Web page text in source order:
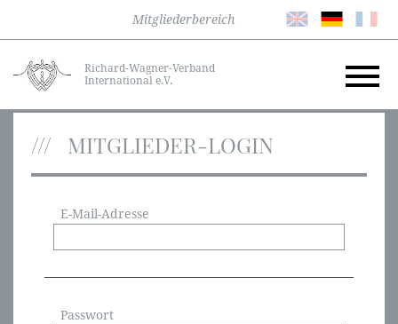
Mitgliederbereich
Richard-Wagner-Verband
International e.V.
MITGLIEDER-LOGIN
E-Mail-Adresse
Passwort